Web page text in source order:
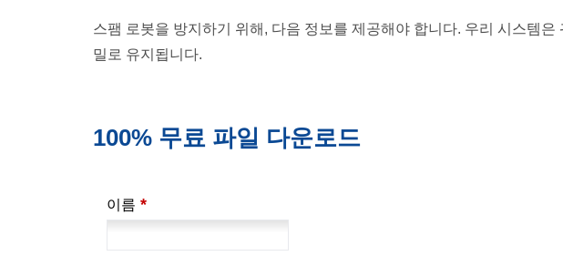
스팸 로봇을 방지하기 위해, 다음 정보를 제공해야 합니다. 우리 시스템
밀로 유지됩니다.
100% 무료 파일 다운로드
이름 *